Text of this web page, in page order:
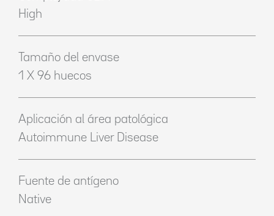
High
Tamaño del envase
1 X 96 huecos
Aplicación al área patológica
Autoimmune Liver Disease
Fuente de antígeno
Native